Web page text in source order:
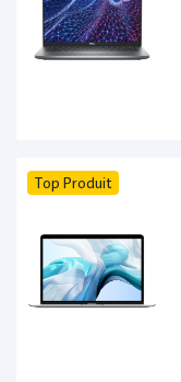
Top Produit